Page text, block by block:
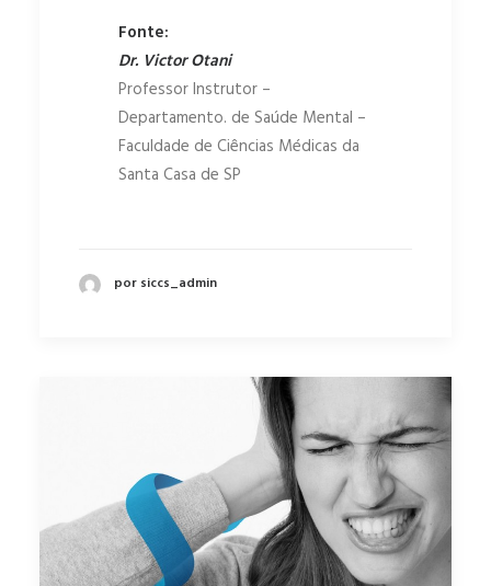
Fonte:
Dr. Victor Otani
Professor Instrutor –
Departamento. de Saúde Mental –
Faculdade de Ciências Médicas da
Santa Casa de SP
por siccs_admin